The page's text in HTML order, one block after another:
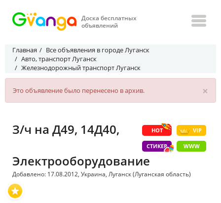
Доска бесплатных
объявлений
Главная
Все объявления в городе Луганск
Авто, транспорт Луганск
Железнодорожный транспорт Луганск
×
Это объявление было перенесено в архив.
HOT VIP
СТИКЕР WWW
З/ч на Д49, 14Д40,
Электрооборудование
Добавлено: 17.08.2012, Украина, Луганск (Луганская область)